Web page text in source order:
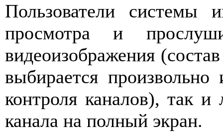
Пользователи системы
просмотра и
видеоизображения
выбирается
контроля каналов), так и
канала на полный экран.